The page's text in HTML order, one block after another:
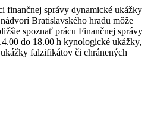
finančnej správy dynamické ukážky
Bratislavského hradu môže
spoznať prácu Finančnej správy
do 18.00 h kynologické ukážky,
falzifikátov či chránených